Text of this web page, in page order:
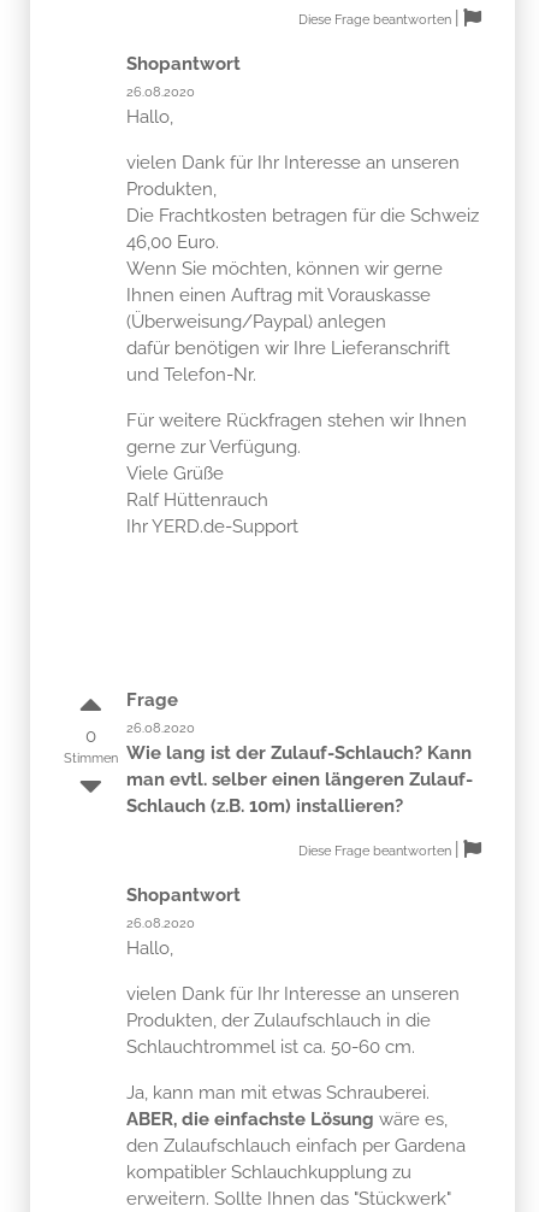
Diese Frage beantworten
Shopantwort
26.08.2020
Hallo,
vielen Dank für Ihr Interesse an unseren
Produkten,
Die Frachtkosten betragen für die Schweiz
46,00 Euro.
Wenn Sie möchten, können wir gerne
Ihnen einen Auftrag mit Vorauskasse
(Überweisung/Paypal) anlegen
dafür benötigen wir Ihre Lieferanschrift
und Telefon-Nr.
Für weitere Rückfragen stehen wir Ihnen
gerne zur Verfügung.
Viele Grüße
Ralf Hüttenrauch
Ihr YERD.de-Support
0
Stimmen
Frage
26.08.2020
Wie lang ist der Zulauf-Schlauch? Kann
man evtl. selber einen längeren Zulauf-
Schlauch (z.B. 10m) installieren?
Diese Frage beantworten
Shopantwort
26.08.2020
Hallo,
vielen Dank für Ihr Interesse an unseren
Produkten, der Zulaufschlauch in die
Schlauchtrommel ist ca. 50-60 cm.
Ja, kann man mit etwas Schrauberei.
ABER, die einfachste Lösung wäre es,
den Zulaufschlauch einfach per Gardena
kompatibler Schlauchkupplung zu
erweitern. Sollte Ihnen das "Stückwerk"